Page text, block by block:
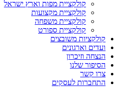
קולקציית מפות וארץ ישראל
קולקציית מקצועות
קולקציית משפחה
קולקציית ספורט
קולקציות משובצים
ועדים וארגונים
הנצחה וזיכרון
הסיפור שלנו
צרו קשר
התחברות לעסקים